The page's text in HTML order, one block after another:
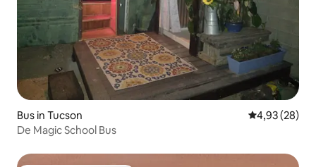
Bus in Tucson Gemiddelde
4,93 (28)
De Magic School Bus